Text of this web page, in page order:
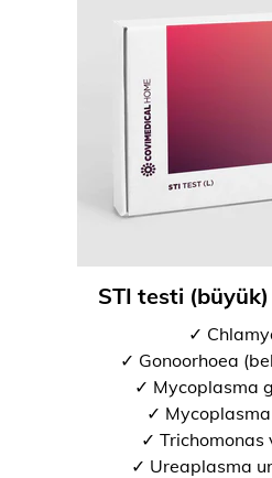
STI testi
✓
✓ Gonoorhoea
✓ Mycoplasma
✓
✓ Trichomonas
✓ Ureaplasma